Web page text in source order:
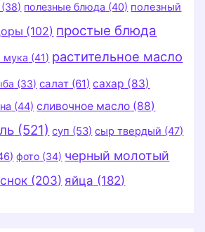
(38) полезные блюда (40) полезный
(102) простые блюда
мука (41) растительное масло
(33) салат (61) сахар (83)
(44) сливочное масло (88)
(521) суп (53) сыр твердый (47)
фото (34) черный молотый
(203) яйца (182)